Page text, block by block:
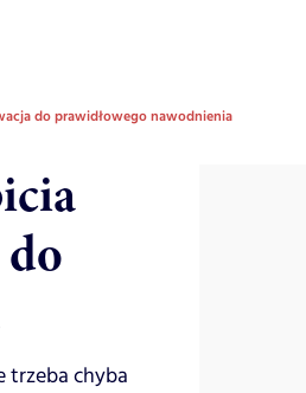
do prawidłowego nawodnienia
trzeba chyba